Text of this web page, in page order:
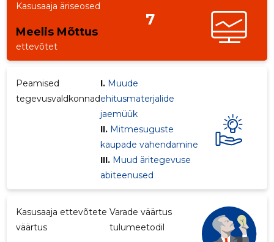
Kasusaaja äriseosed
Meelis Mõttus
7
ettevõtet
Peamised
tegevusvaldkonnad
I. Muude
ehitusmaterjalide
jaemüük
II. Mitmesuguste
kaupade vahendamine
III. Muud äritegevuse
abiteenused
Kasusaaja ettevõtete
väärtus
Varade väärtus
tulumeetodil